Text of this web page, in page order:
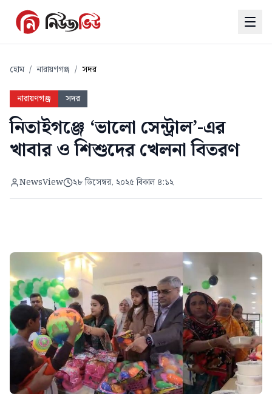
হোম / নারায়ণগঞ্জ / সদর
নারায়ণগঞ্জ সদর
নিতাইগঞ্জে ‘ভালো সেন্ট্রাল’-এর
খাবার ও শিশুদের খেলনা বিতরণ
NewsView ২৮ ডিসেম্বর, ২০২৫ বিকাল ৪:১২